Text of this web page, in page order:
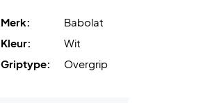
Merk:
Babolat
Kleur:
Wit
Griptype:
Overgrip